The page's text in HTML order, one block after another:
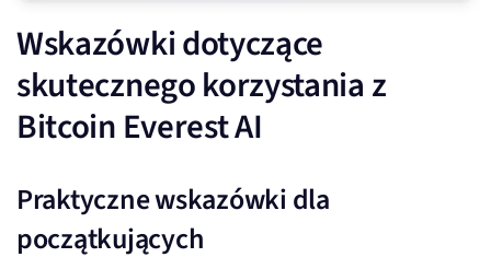
Wskazówki dotyczące
skutecznego korzystania z
Bitcoin Everest AI
Praktyczne wskazówki dla
początkujących